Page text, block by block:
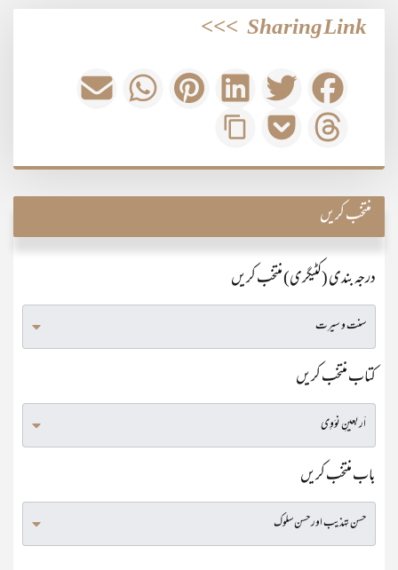
Sharing Link
>>>
منتخب کریں
درجہ بندی (کٹیگری) منتخب کریں
کتاب منتخب کریں
باب منتخب کریں